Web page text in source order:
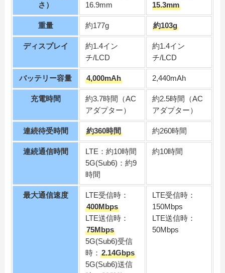
さ）
16.9mm
15.3mm
重量 約177g 約103g
ディスプレイ
約1.4イン
チ/LCD
約1.4イン
チ/LCD
バッテリー容量 4,000mAh 2,440mAh
充電時間
約3.7時間（AC
アダプター）
約2.5時間（AC
アダプター）
連続待受時間 約360時間 約260時間
連続通信時間
LTE：約10時間
5G(Sub6)：約9
時間
約10時間
最大通信速度
LTE受信時：
400Mbps
LTE送信時：
75Mbps
5G(Sub6)受信
時：2.14Gbps
5G(Sub6)送信
LTE受信時：
150Mbps
LTE送信時：
50Mbps